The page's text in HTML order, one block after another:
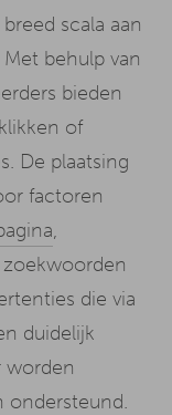
scala aan
behulp van
bieden
of
De plaatsing
factoren
,
die via
duidelijk
worden
ondersteund.